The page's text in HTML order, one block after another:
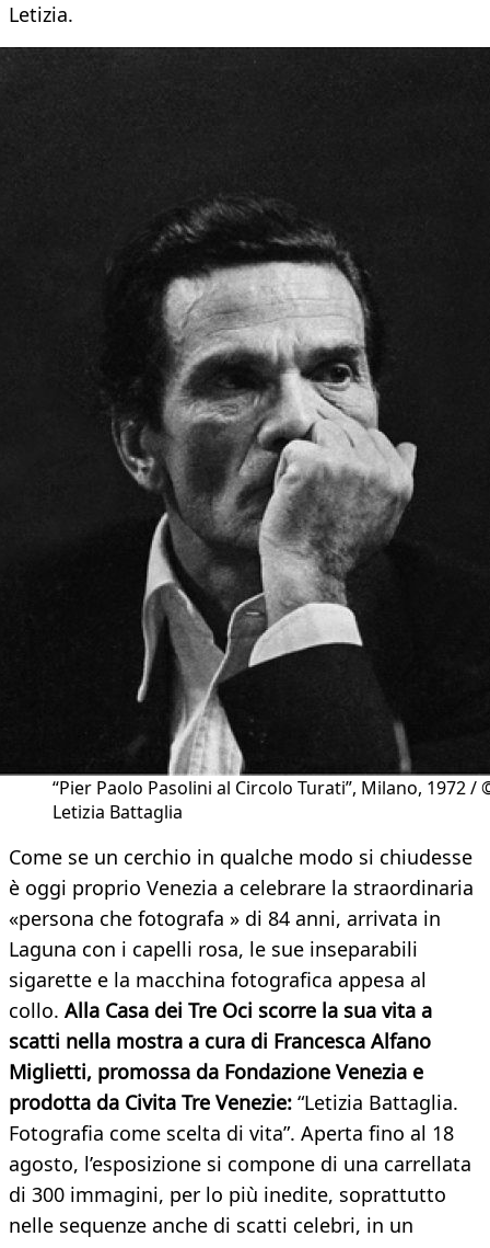
Letizia.
“Pier Paolo Pasolini al Circolo Turati”, Milano, 1972 /
Letizia Battaglia
Come se un cerchio in qualche modo si chiudesse
è oggi proprio Venezia a celebrare la straordinaria
«persona che fotografa » di 84 anni, arrivata in
Laguna con i capelli rosa, le sue inseparabili
sigarette e la macchina fotografica appesa al
collo. Alla Casa dei Tre Oci scorre la sua vita a
scatti nella mostra a cura di Francesca Alfano
Miglietti, promossa da Fondazione Venezia e
prodotta da Civita Tre Venezie: “Letizia Battaglia.
Fotografia come scelta di vita”. Aperta fino al 18
agosto, l’esposizione si compone di una carrellata
di 300 immagini, per lo più inedite, soprattutto
nelle sequenze anche di scatti celebri, in un